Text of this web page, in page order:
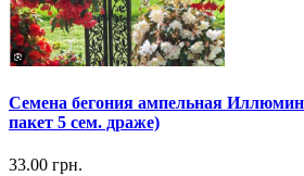
Семена бегония ампельная
пакет 5 сем. драже)
33.00 грн.